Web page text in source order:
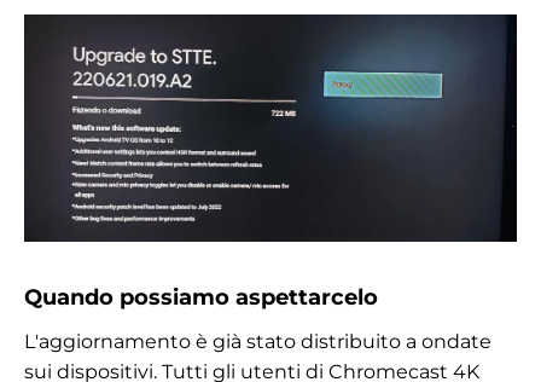
Quando possiamo aspettarcelo
L'aggiornamento è già stato distribuito a ondate
sui dispositivi. Tutti gli utenti di Chromecast 4K